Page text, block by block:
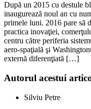
După un 2015 cu destule
inaugurează noul an cu
primele luni. 2016 pare să
practica inovaţiei,
centru către periferia
aero-spaţială şi
externă diferenţiată […]
Autorul acestui
Silviu Petre